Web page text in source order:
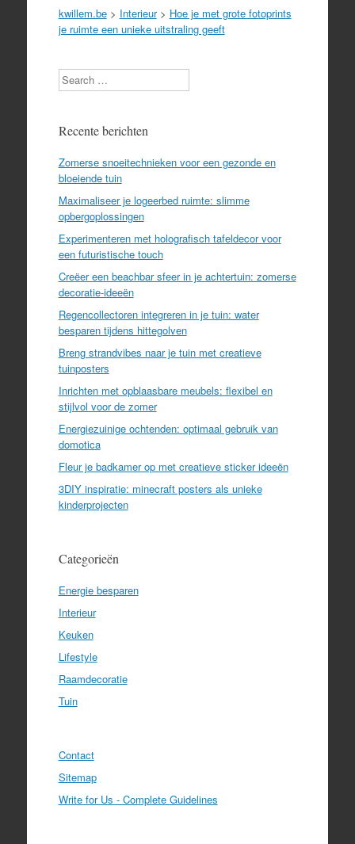
kwillem.be> Interieur> Hoe je met grote fotoprints
je ruimte een unieke uitstraling geeft
Search
Recente berichten
Zomerse snoeitechnieken voor een gezonde en
bloeiende tuin
Maximaliseer je logeerbed ruimte: slimme
opbergoplossingen
Experimenteren met holografisch tafeldecor voor
een futuristische touch
Creëer een beachbar sfeer in je achtertuin: zomerse
decoratie-ideeën
Regencollectoren integreren in je tuin: water
besparen tijdens hittegolven
Breng strandvibes naar je tuin met creatieve
tuinposters
Inrichten met opblaasbare meubels: flexibel en
stijlvol voor de zomer
Energiezuinige ochtenden: optimaal gebruik van
domotica
Fleur je badkamer op met creatieve sticker ideeën
3DIY inspiratie: minecraft posters als unieke
kinderprojecten
Categorieën
Energie besparen
Interieur
Keuken
Lifestyle
Raamdecoratie
Tuin
Contact
Sitemap
Write for Us - Complete Guidelines